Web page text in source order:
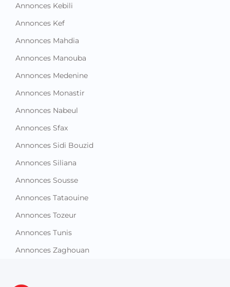
Annonces Kebili
Annonces Kef
Annonces Mahdia
Annonces Manouba
Annonces Medenine
Annonces Monastir
Annonces Nabeul
Annonces Sfax
Annonces Sidi Bouzid
Annonces Siliana
Annonces Sousse
Annonces Tataouine
Annonces Tozeur
Annonces Tunis
Annonces Zaghouan